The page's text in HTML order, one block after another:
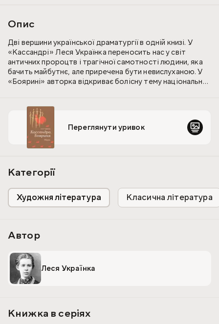
Опис
Дві вершини української драматургії в одній книзі. У
«Кассандрі» Леся Українка переносить нас у світ
античних пророцтв і трагічної самотності людини, яка
бачить майбутнє, але приречена бути невислуханою. У
«Боярині» авторка відкриває болісну тему національної
Переглянути уривок
Категорії
Художня література Класична література
Автор
Леся Українка
Книжка в серіях